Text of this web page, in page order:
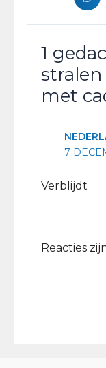
1
met
7
Verblijdt
Reacties